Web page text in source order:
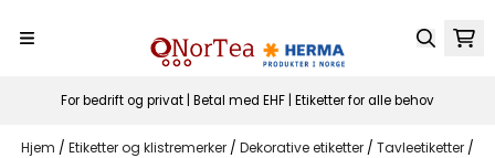
For bedrift og privat | Betal med EHF | Etiketter for alle behov
Hjem / Etiketter og klistremerker / Dekorative etiketter / Tavleetiketter /